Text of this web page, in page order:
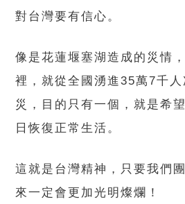
對台灣要有信心。
像是花蓮堰塞湖造成的災情
裡，就從全國湧進35萬7千
災，目的只有一個，就是希
日恢復正常生活。
這就是台灣精神，只要我們
來一定會更加光明燦爛！